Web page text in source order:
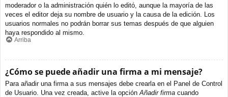
moderador o la administración quién lo editó, aunque la mayoría de las
veces el editor deja su nombre de usuario y la causa de la edición. Los
usuarios normales no podrán borrar sus temas después de que alguien
haya respondido al mismo.
Arriba
¿Cómo se puede añadir una firma a mi mensaje?
Para añadir una firma a sus mensajes debe crearla en el Panel de Control
de Usuario. Una vez creada, active la opción Añadir firma cuando